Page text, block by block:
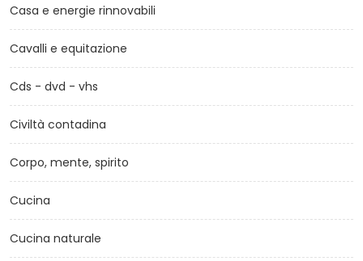
Casa e energie rinnovabili
Cavalli e equitazione
Cds - dvd - vhs
Civiltà contadina
Corpo, mente, spirito
Cucina
Cucina naturale